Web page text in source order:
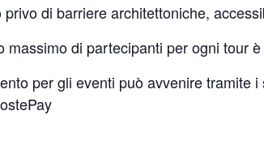
privo di barriere architettoniche,
massimo di partecipanti per ogni tour
per gli eventi può avvenire tramite